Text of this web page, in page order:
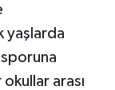
yaşlarda
arası